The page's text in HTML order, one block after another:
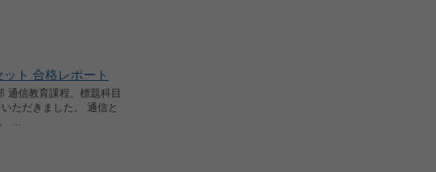
ト 合格レポート
通信教育課程、標題科目
ただきました。 通信と
...